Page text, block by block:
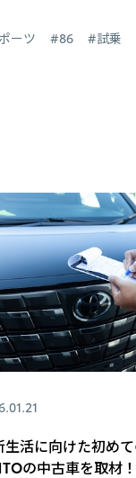
ーツ #86 #試乗
生活に向けた初め
の中古車を取材